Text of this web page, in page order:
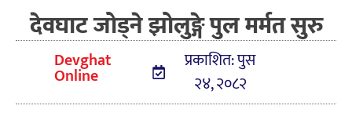
देवघाट जोड्ने झोलुङ्गे पुल मर्मत सुरु
Devghat
Online
प्रकाशित: पुस
२४, २०८२